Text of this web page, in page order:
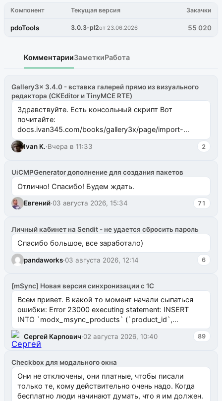
Компонент Текущая версия Закачки
pdoTools 3.0.3-pl2от 23.06.2026 55 020
КомментарииЗаметкиРабота
Gallery3x 3.4.0 - вставка галерей прямо из визуального
редактора (CKEditor и TinyMCE RTE)
Здравствуйте. Есть консольный скрипт Вот
почитайте:
docs.ivan345.com/books/gallery3x/page/import-
ms2galleryphp
Ivan K.·Вчера в 11:33 2
UiCMPGenerator дополнение для создания пакетов
Отлично! Спасибо! Будем ждать.
Евгений·03 августа 2026, 15:34 71
Личный кабинет на Sendit - не удается сбросить пароль
Спасибо большое, все заработало)
pandaworks·03 августа 2026, 12:14 6
[mSync] Новая версия синхронизации с 1С
Всем привет. В какой то момент начали сыпаться
ошибки: Error 23000 executing statement: INSERT
INTO `modx_msync_products` (`product_id`,
`uuid_1c`) VALUES ...
Сергей Карпович·02 августа 2026, 10:40 89
Checkbox для модального окна
Они не отключены, они платные, чтобы писали
только те, кому действительно очень надо. Когда
бесплатно люди начинают думать, что я им должен.